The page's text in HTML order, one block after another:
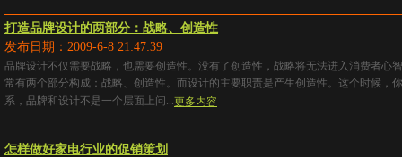
打造品牌设计的两部分：战略、创造性
发布日期：2009-6-8 21:47:39
品牌设计不仅需要战略，也需要创造性。没有了创造性，战略将无法进入消费者心
常有两个部分构成：战略、创造性。而设计的主要职责是产生创造性。这个时候，
系，品牌和设计不是一个层面上问...更多内容
怎样做好家电行业的促销策划